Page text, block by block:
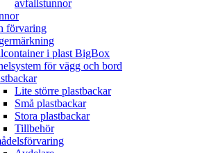
avfallstunnor
förvaring
i plast BigBox
för vägg och bord
Lite större plastbackar
Små plastbackar
Stora plastbackar
Tillbehör